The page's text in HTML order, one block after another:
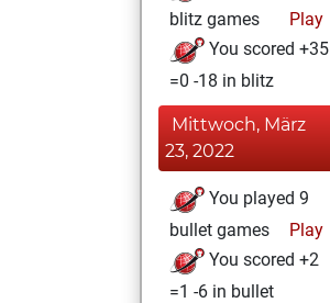
blitz games
Play
You scored +35
=0 -18 in blitz
Mittwoch, März
23, 2022
You played 9
bullet games
Play
You scored +2
=1 -6 in bullet